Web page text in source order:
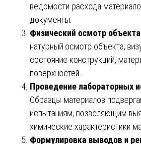
ведомости расхода
документы.
Физический осмотр объекта
натурный осмотр объекта,
состояние конструкций,
поверхностей.
Проведение лабораторных
Образцы материалов
испытаниям, позволяющим
химические характеристики
Формулировка выводов и